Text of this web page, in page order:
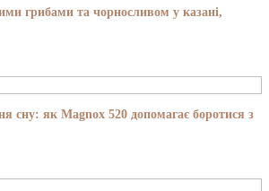
грибами та чорносливом у казані,
сну: як Magnox 520 допомагає боротися з